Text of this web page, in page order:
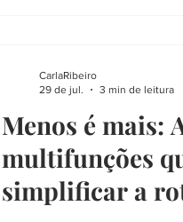
Menos é mais:
multifunções
simplificar a
CarlaRibeiro
29 de jul.
3 min de leitura